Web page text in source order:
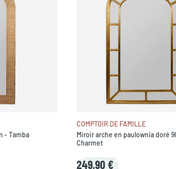
- Tamba
COMPTOIR DE FAMILLE
Miroir arche en paulownia doré
Charmet
249,90 €